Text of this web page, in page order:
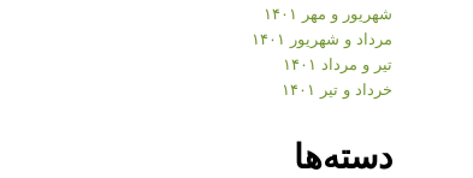
شهریور و مهر ۱۴۰۱
مرداد و شهریور ۱۴۰۱
تیر و مرداد ۱۴۰۱
خرداد و تیر ۱۴۰۱
دسته‌ها